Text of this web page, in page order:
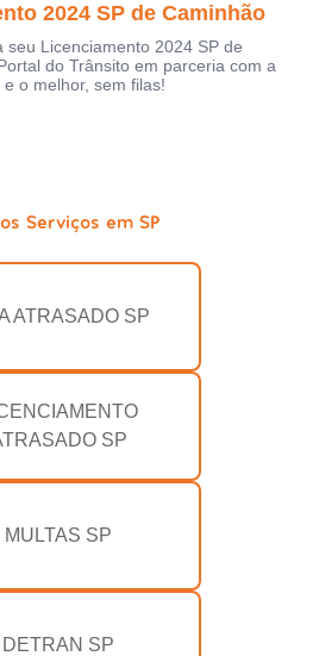
2024 SP de Caminhão
seu Licenciamento 2024 SP de
do Trânsito em parceria com a
o melhor, sem filas!
Serviços em SP
ATRASADO SP
SP
MULTAS SP
DETRAN SP